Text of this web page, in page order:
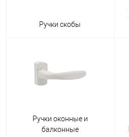
Ручки скобы
Ручки оконные и
балконные